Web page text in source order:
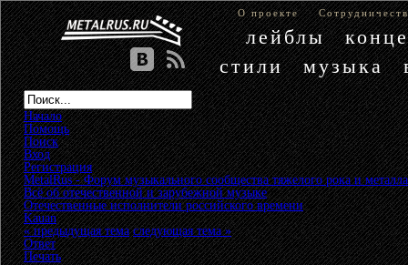
О проекте
лейблы
стили
музыка
Начало
Помощь
Поиск
Вход
Регистрация
MetalRus - Форум музыкального сообщества тяжелого рока и металла
Всё об отечественной и зарубежной музыке»
Отечественные исполнители российского времени»
Kauan
« предыдущая тема следующая тема »
Ответ
Печать